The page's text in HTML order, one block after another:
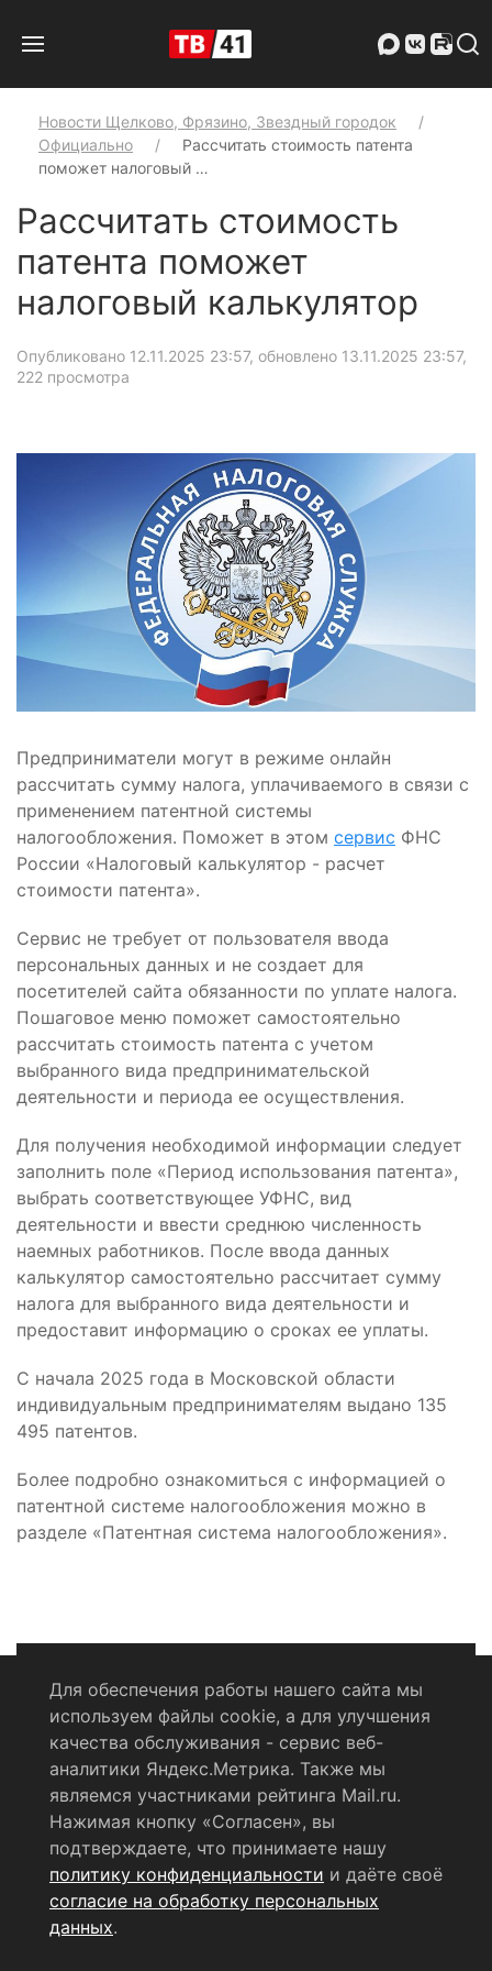
Новости Щелково, Фрязино, Звездный городок
Официально
Рассчитать стоимость патента
поможет налоговый …
Рассчитать стоимость
патента поможет
налоговый калькулятор
Опубликовано 12.11.2025 23:57, обновлено 13.11.2025 23:57,
222 просмотра
Предприниматели могут в режиме онлайн
рассчитать сумму налога, уплачиваемого в связи с
применением патентной системы
налогообложения. Поможет в этом сервис ФНС
России «Налоговый калькулятор - расчет
стоимости патента».
Сервис не требует от пользователя ввода
персональных данных и не создает для
посетителей сайта обязанности по уплате налога.
Пошаговое меню поможет самостоятельно
рассчитать стоимость патента с учетом
выбранного вида предпринимательской
деятельности и периода ее осуществления.
Для получения необходимой информации следует
заполнить поле «Период использования патента»,
выбрать соответствующее УФНС, вид
деятельности и ввести среднюю численность
наемных работников. После ввода данных
калькулятор самостоятельно рассчитает сумму
налога для выбранного вида деятельности и
предоставит информацию о сроках ее уплаты.
С начала 2025 года в Московской области
индивидуальным предпринимателям выдано 135
495 патентов.
Более подробно ознакомиться с информацией о
патентной системе налогообложения можно в
разделе «Патентная система налогообложения».
Политика конфиденциальности
Согласие на обработку персональных данных
RSS-лента
© 2004 - 2026 Сетевое издание Щёлковское ТВ.
Свидетельство о регистрации СМИ
ЭЛ № ФС 77 - 79754 от 07.12.2020 г.
Для обеспечения работы нашего сайта мы
используем файлы cookie, а для улучшения
качества обслуживания - сервис веб-
аналитики Яндекс.Метрика. Также мы
являемся участниками рейтинга Mail.ru.
Нажимая кнопку «Согласен», вы
подтверждаете, что принимаете нашу
политику конфиденциальности и даёте своё
согласие на обработку персональных
данных.